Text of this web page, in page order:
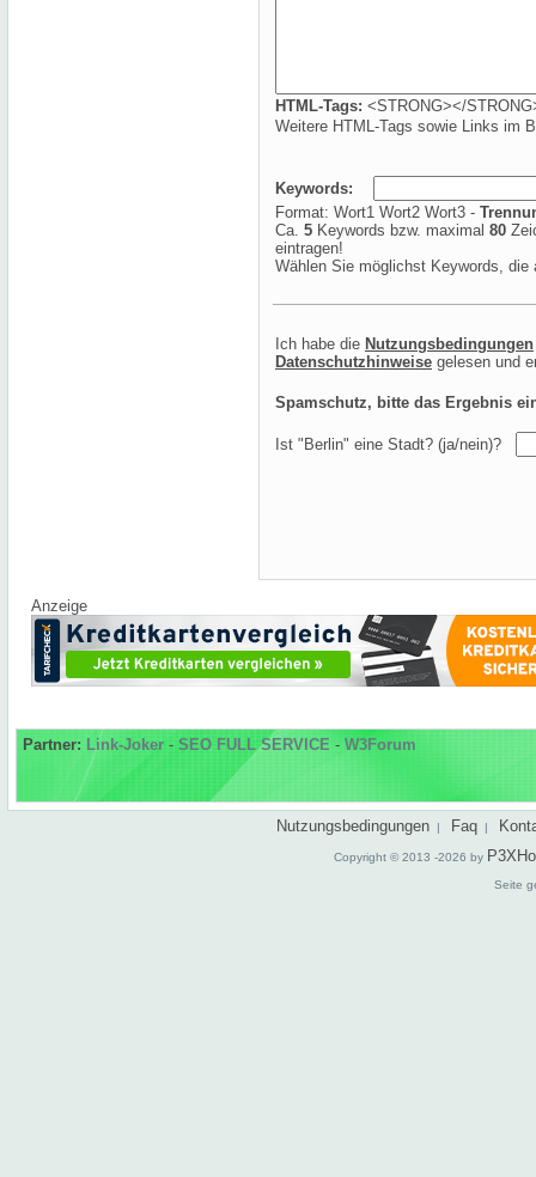
HTML-Tags: <STRONG></
Weitere HTML-Tags sowie Links im
Keywords:
Format: Wort1 Wort2 Wort3 -
Ca. 5 Keywords bzw. maximal 80
eintragen!
Wählen Sie möglichst Keywords,
Ich habe die Nutzungsbedingungen
Datenschutzhinweise gelesen und
Spamschutz, bitte das Ergebnis
Ist "Berlin" eine Stadt? (ja/nein)?
Anzeige
Partner: Link-Joker - SEO FULL SERVICE - W3Forum
Nutzungsbedingungen | Faq |
Copyright © 2013 -2026 by
Seite